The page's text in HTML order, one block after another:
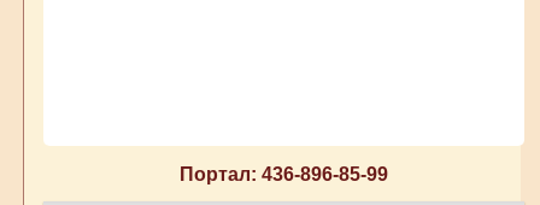
Портал: 436-896-85-99